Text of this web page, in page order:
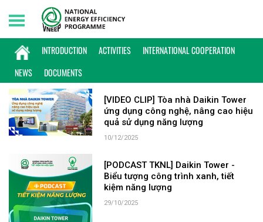
INTRODUCTION ACTIVITIES
INTERNATIONAL COOPERATION
NEWS
DOCUMENTS
Friday, 07/08/2026 | 09:52 GMT+7
KEYWORD: DAIKIN
[VIDEO CLIP] Tòa nhà Daikin Tower
ứng dụng công nghệ, nâng cao hiệu
quả sử dụng năng lượng
10/12/2025
[PODCAST TKNL] Daikin Tower -
Biểu tượng công trình xanh, tiết
kiệm năng lượng
29/10/2025